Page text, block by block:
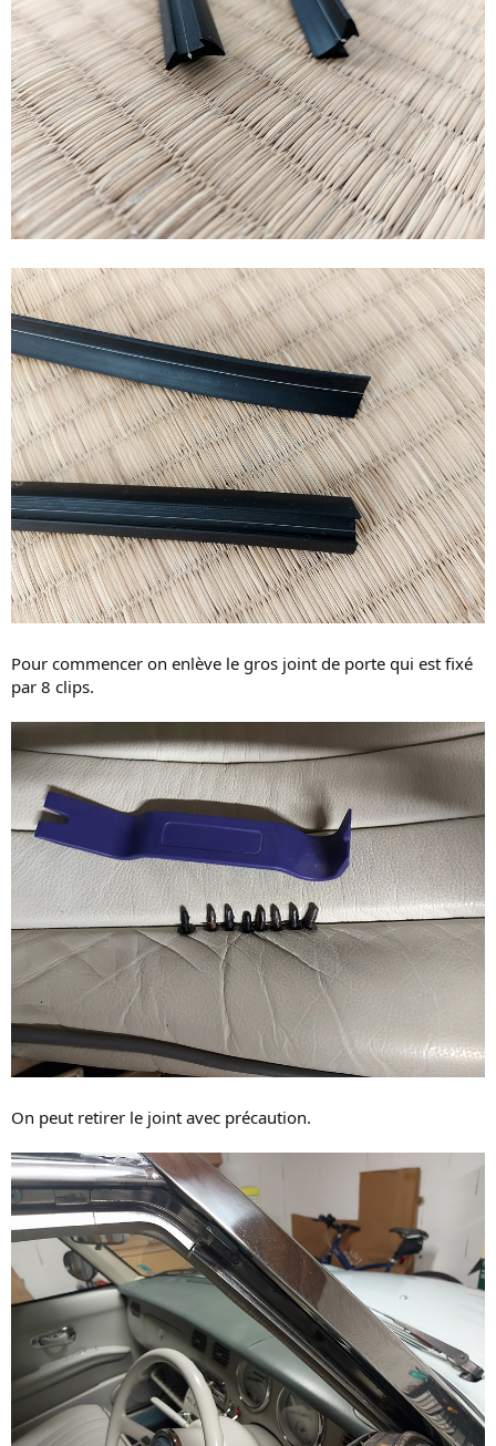
Pour commencer on enlève le gros joint de porte qui est fixé
par 8 clips.
On peut retirer le joint avec précaution.